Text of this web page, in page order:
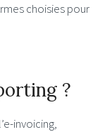
choisies pour
?
invoicing,